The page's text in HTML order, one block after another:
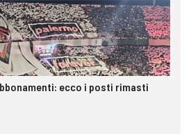
ecco i posti rimasti